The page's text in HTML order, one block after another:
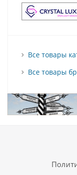
Все товары
Все товары